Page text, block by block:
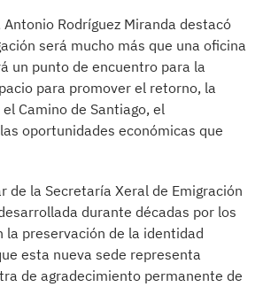
Rodríguez Miranda destacó
será mucho más que una oficina
un punto de encuentro para la
para promover el retorno, la
Camino de Santiago, el
oportunidades económicas que
de la Secretaría Xeral de Emigración
durante décadas por los
la preservación de la identidad
esta nueva sede representa
de agradecimiento permanente de